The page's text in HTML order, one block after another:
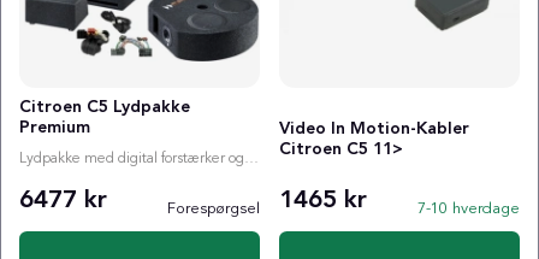
Citroen C5 Lydpakke
Premium
Lydpakke med digital forstærker og valgfri subwoofer
6477 kr Forespørgsel
Video In Motion-Kabler
Citroen C5 11>
1465 kr 7-10 hverdage